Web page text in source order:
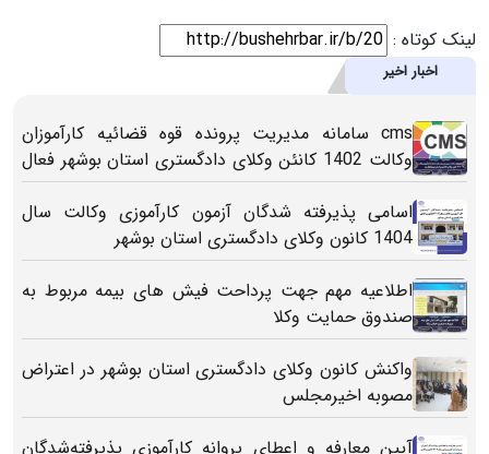
لینک کوتاه :
اخبار اخیر
cms سامانه مدیریت پرونده قوه قضائیه کارآموزان
وکالت 1402 کانئن وکلای دادگستری استان بوشهر فعال
شد
اسامی پذیرفته شدگان آزمون کارآموزی وکالت سال
1404 کانون وکلای دادگستری استان بوشهر
اطلاعیه مهم جهت پرداحت فیش های بیمه مربوط به
صندوق حمایت وکلا
واکنش کانون وکلای دادگستری استان بوشهر در اعتراض
مصوبه اخیرمجلس
آیین معارفه و اعطای پروانه کارآموزی پذیرفته‌شدگان